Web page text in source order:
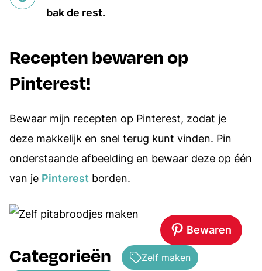
bak de rest.
Recepten bewaren op
Pinterest!
Bewaar mijn recepten op Pinterest, zodat je
deze makkelijk en snel terug kunt vinden. Pin
onderstaande afbeelding en bewaar deze op één
van je Pinterest borden.
Bewaren
Categorieën Zelf maken